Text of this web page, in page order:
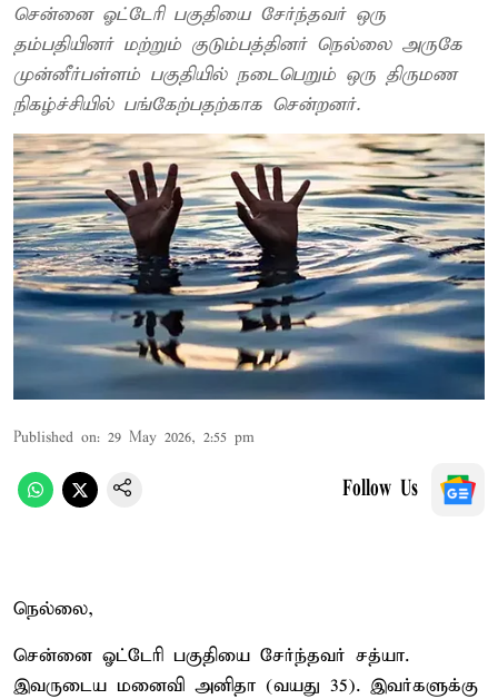
சென்னை ஓட்டேரி பகுதியை சேர்ந்தவர் ஒரு
தம்பதியினர் மற்றும் குடும்பத்தினர் நெல்லை அருகே
முன்னீர்பள்ளம் பகுதியில் நடைபெறும் ஒரு திருமண
நிகழ்ச்சியில் பங்கேற்பதற்காக சென்றனர்.
Published on: 29 May 2026, 2:55 pm
Follow Us
நெல்லை,
சென்னை ஓட்டேரி பகுதியை சேர்ந்தவர் சத்யா.
இவருடைய மனைவி அனிதா (வயது 35). இவர்களுக்கு